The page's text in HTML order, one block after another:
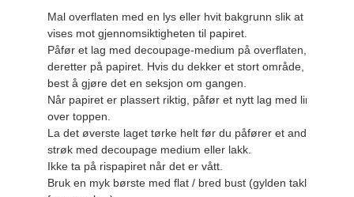
Mal overflaten med en lys eller hvit bakgrunn slik at bildet
vises mot gjennomsiktigheten til papiret.
Påfør et lag med decoupage-medium på overflaten, og legg
deretter på papiret. Hvis du dekker et stort område, er det
best å gjøre det en seksjon om gangen.
Når papiret er plassert riktig, påfør et nytt lag med lim
over toppen.
La det øverste laget tørke helt før du påfører et andre
strøk med decoupage medium eller lakk.
Ikke ta på rispapiret når det er vått.
Bruk en myk børste med flat / bred bust (gylden taklon